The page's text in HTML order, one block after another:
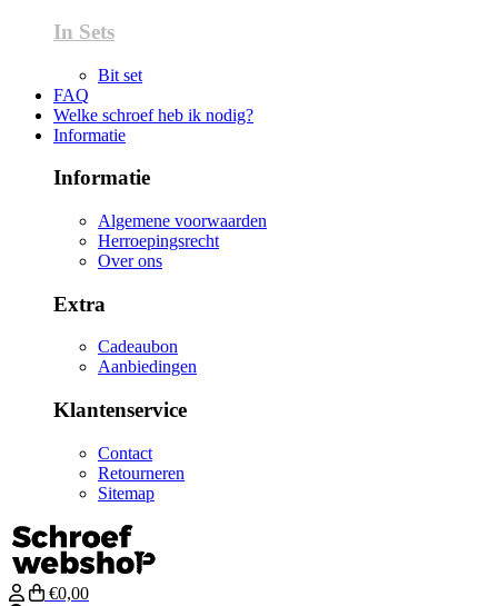
In Sets
Bit set
FAQ
Welke schroef heb ik nodig?
Informatie
Informatie
Algemene voorwaarden
Herroepingsrecht
Over ons
Extra
Cadeaubon
Aanbiedingen
Klantenservice
Contact
Retourneren
Sitemap
€0,00